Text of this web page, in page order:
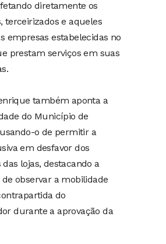
diretamente os
terceirizados e aqueles
empresas estabelecidas no
prestam serviços em suas
também aponta a
do Município de
o de permitir a
em desfavor dos
lojas, destacando a
de observar a mobilidade
do
durante a aprovação da